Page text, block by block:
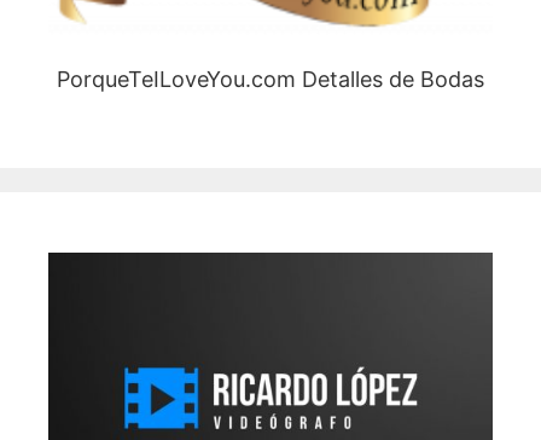
PorqueTeILoveYou.com Detalles de Bodas